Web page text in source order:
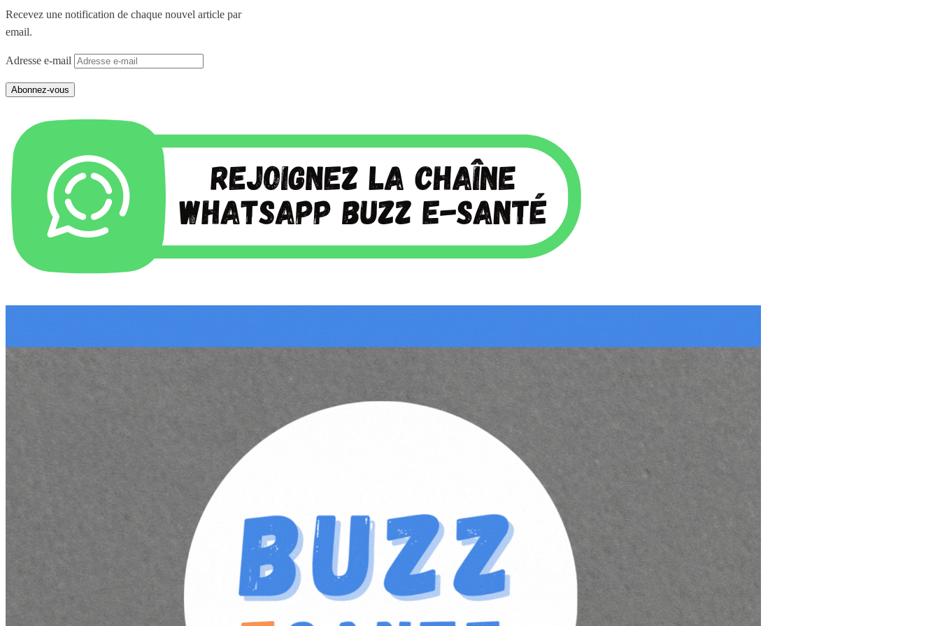
Recevez une notification de chaque nouvel article par
email.
Adresse e-mail
Abonnez-vous